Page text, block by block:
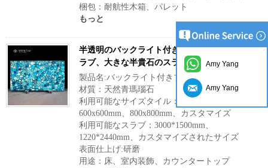
梱包：耐航性木箱、パレット
もっと
半透明のバックライト付きブルーメノウ石のス
ラブ、大きな半貴石のスラブ
製品名:バックライト付きブルーメノウスラブ
材質：天然青瑪瑙石
利用可能なサイズタイル：300X300mm、
600x600mm、800x800mm、カスタマイズ
利用可能なスラブ：3000*1500mm、
1220*2440mm、カスタマイズされたサイズ
表面仕上げ:研磨
用途：床、室内装飾、カウンタートップ
Amy Yang
Amy Yang